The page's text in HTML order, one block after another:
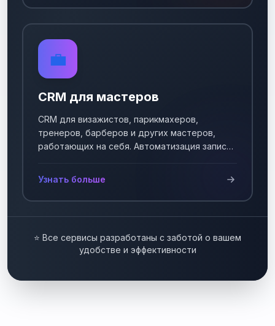
💼
CRM для мастеров
CRM для визажистов, парикмахеров,
тренеров, барберов и других мастеров,
работающих на себя. Автоматизация записи
Узнать больше
⭐ Все сервисы разработаны с заботой о вашем
удобстве и эффективности